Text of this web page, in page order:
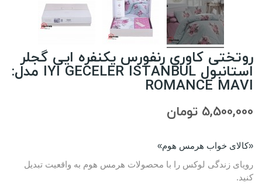
روتختی کاوری رنفورس یکنفره ایی گجلر
استانبول IYI GECELER ISTANBUL مدل:
ROMANCE MAVI
5,500,000 تومان
«کالای خواب هرمس هوم»
رویای زندگی لوکس را با محصولات هرمس هوم به واقعیت تبدیل
کنید.